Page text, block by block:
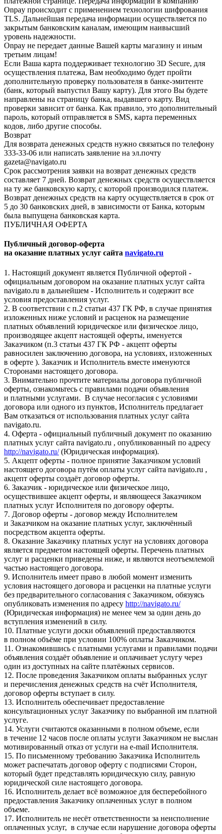
Onpay происходит с применением технологии шифрования
TLS. Дальнейшая передача информации осуществляется по
закрытым банковским каналам, имеющим наивысший
уровень надежности.
Onpay не передает данные Вашей карты магазину и иным
третьим лицам!
Если Ваша карта поддерживает технологию 3D Secure, для
осуществления платежа, Вам необходимо будет пройти
дополнительную проверку пользователя в банке-эмитенте
(банк, который выпустил Вашу карту). Для этого Вы будете
направлены на страницу банка, выдавшего карту. Вид
проверки зависит от банка. Как правило, это дополнительный
пароль, который отправляется в SMS, карта переменных
кодов, либо другие способы.
Возврат
Для возврата денежных средств нужно связаться по телефону
333-33-06 или написать заявление на эл.почту
gazeta@navigato.ru
Срок рассмотрения заявки на возврат денежных средств
составляет 7 дней. Возврат денежных средств осуществляется
на ту же банковскую карту, с которой производился платеж.
Возврат денежных средств на карту осуществляется в срок от
5 до 30 банковских дней, в зависимости от Банка, которым
была выпущена банковская карта.
ПУБЛИЧНАЯ ОФЕРТА
Публичный договор-оферта
на оказание платных услуг сайта navigato.ru
1. Настоящий документ является Публичной офертой -
официальным договором на оказание платных услуг сайта
navigato.ru в дальнейшем - Исполнитель и содержит все
условия предоставления услуг.
2. В соответствии с п.2 статьи 437 ГК РФ, в случае принятия
изложенных ниже условий и расценок на размещение
платных объявлений юридическое или физическое лицо,
производящее акцепт настоящей оферты, именуется
Заказчиком (п.3 статьи 437 ГК РФ - акцепт оферты
равносилен заключению договора, на условиях, изложенных
в оферте ). Заказчик и Исполнитель вместе именуются
Сторонами настоящего договора.
3. Внимательно прочтите материалы договора публичной
оферты, ознакомьтесь с правилами подачи объявления
и платными услугами. В случае несогласия с условиями
договора или одного из пунктов, Исполнитель предлагает
Вам отказаться от использования платных услуг сайта
navigato.ru.
4. Оферта - официальный публичный документ по оказанию
платных услуг сайта navigato.ru , опубликованный по адресу
http://navigato.ru/(Юридическая информация).
5. Акцепт оферты - полное принятие Заказчиком условий
настоящего договора путём оплаты услуг сайта navigato.ru ,
акцепт оферты создаёт договор оферты.
6. Заказчик - юридическое или физическое лицо,
осуществившее акцепт оферты, и являющееся Заказчиком
платных услуг Исполнителя по договору оферты.
7. Договор оферты - договор между Исполнителем
и Заказчиком на оказание платных услуг, заключённый
посредством акцепта оферты.
8. Оказание Заказчику платных услуг на условиях договора
является предметом настоящей оферты. Перечень платных
услуг и расценки приведены ниже, и являются неотъемлемой
частью настоящего договора.
9. Исполнитель имеет право в любой момент изменить
условия настоящего договора и расценки на платные услуги
без предварительного согласования с Заказчиком, обязуясь
опубликовать изменения по адресу http://navigato.ru/
(Юридическая информация) не менее чем за один день до
вступления изменений в силу.
10. Платные услуги доски объявлений предоставляются
в полном объёме при условии 100% оплаты Заказчиком.
11. Ознакомившись с платными услугами и правилами подачи
объявления создаёт объявление и оплачивает услугу через
один из доступных на сайте платёжных сервисов.
12. После проведения Заказчиком оплаты выбранных услуг
и перечисления денежных средств на счёт Исполнителя,
договор оферты вступает в силу.
13. Исполнитель обеспечивает предоставление
консультационных услуг Заказчику по выбранной им платной
услуге.
14. Услуги считаются оказанными в полном объеме, если
в течение 12 часов после оплаты услуги Заказчиком не выслан
мотивированный отказ от услуги на e-mail Исполнителя.
15. По письменному требованию Заказчика Исполнитель
может распечатать договор оферту с подписями Сторон,
который будет представлять юридическую силу, равную
юридической силе настоящего договора.
16. Исполнитель делает всё возможное для бесперебойного
предоставления Заказчику оплаченных услуг в полном
объеме.
17. Исполнитель не несёт ответственности за неисполнение
оплаченных услуг, в случае если нарушение договора оферты